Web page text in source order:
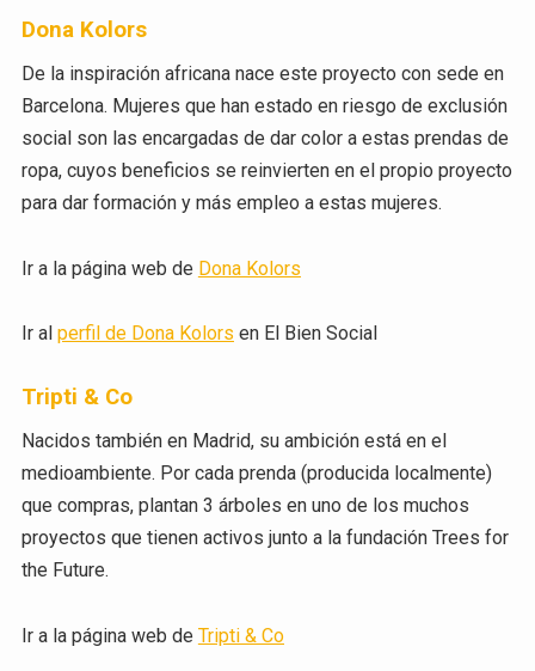
Dona Kolors
De la inspiración africana nace este proyecto con sede en
Barcelona. Mujeres que han estado en riesgo de exclusión
social son las encargadas de dar color a estas prendas de
ropa, cuyos beneficios se reinvierten en el propio proyecto
para dar formación y más empleo a estas mujeres.
Ir a la página web de Dona Kolors
Ir al perfil de Dona Kolors en El Bien Social
Tripti & Co
Nacidos también en Madrid, su ambición está en el
medioambiente. Por cada prenda (producida localmente)
que compras, plantan 3 árboles en uno de los muchos
proyectos que tienen activos junto a la fundación Trees for
the Future.
Ir a la página web de Tripti & Co